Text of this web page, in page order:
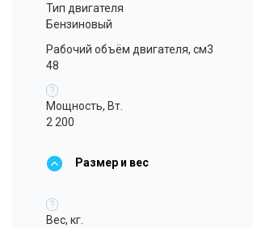
Тип двигателя
Бензиновый
Рабочий объём двигателя, см3
48
?
Мощность, Вт.
2 200
Размер и вес
?
Вес, кг.